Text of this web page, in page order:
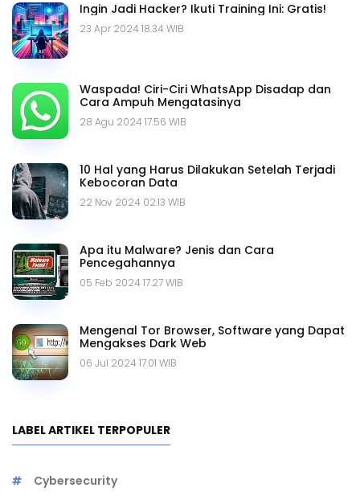
Ingin Jadi Hacker? Ikuti Training Ini: Gratis!
23 Apr 2024 18.34 WIB
Waspada! Ciri-Ciri WhatsApp Disadap dan
Cara Ampuh Mengatasinya
28 Agu 2024 17.56 WIB
10 Hal yang Harus Dilakukan Setelah Terjadi
Kebocoran Data
22 Nov 2024 02.13 WIB
Apa itu Malware? Jenis dan Cara
Pencegahannya
05 Feb 2024 17.27 WIB
Mengenal Tor Browser, Software yang Dapat
Mengakses Dark Web
06 Jul 2024 17.01 WIB
LABEL ARTIKEL TERPOPULER
Cybersecurity